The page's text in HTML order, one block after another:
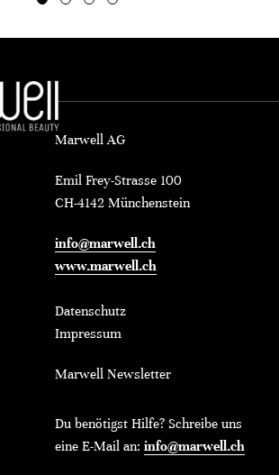
Marwell AG
Emil Frey-Strasse 100
CH-4142 Münchenstein
info@marwell.ch
www.marwell.ch
Datenschutz
Impressum
Marwell Newsletter
Du benötigst Hilfe? Schreibe uns
eine E-Mail an: info@marwell.ch